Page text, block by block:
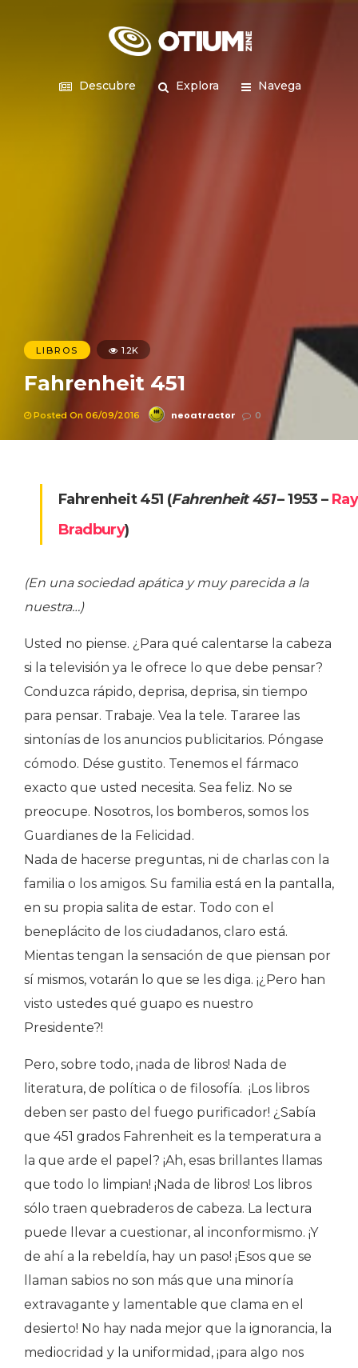
Descubre Explora Navega
LIBROS 1.2K
Fahrenheit 451
Posted On 06/09/2016 neoatractor 0
Fahrenheit 451 (Fahrenheit 451– 1953 – Ray
Bradbury)
(En una sociedad apática y muy parecida a la
nuestra…)
Usted no piense. ¿Para qué calentarse la cabeza
si la televisión ya le ofrece lo que debe pensar?
Conduzca rápido, deprisa, deprisa, sin tiempo
para pensar. Trabaje. Vea la tele. Tararee las
sintonías de los anuncios publicitarios. Póngase
cómodo. Dése gustito. Tenemos el fármaco
exacto que usted necesita. Sea feliz. No se
preocupe. Nosotros, los bomberos, somos los
Guardianes de la Felicidad.
Nada de hacerse preguntas, ni de charlas con la
familia o los amigos. Su familia está en la pantalla,
en su propia salita de estar. Todo con el
beneplácito de los ciudadanos, claro está.
Mientas tengan la sensación de que piensan por
sí mismos, votarán lo que se les diga. ¡¿Pero han
visto ustedes qué guapo es nuestro
Presidente?!
Pero, sobre todo, ¡nada de libros! Nada de
literatura, de política o de filosofía. ¡Los libros
deben ser pasto del fuego purificador! ¿Sabía
que 451 grados Fahrenheit es la temperatura a
la que arde el papel? ¡Ah, esas brillantes llamas
que todo lo limpian! ¡Nada de libros! Los libros
sólo traen quebraderos de cabeza. La lectura
puede llevar a cuestionar, al inconformismo. ¡Y
de ahí a la rebeldía, hay un paso! ¡Esos que se
llaman sabios no son más que una minoría
extravagante y lamentable que clama en el
desierto! No hay nada mejor que la ignorancia, la
mediocridad y la uniformidad, ¡para algo nos